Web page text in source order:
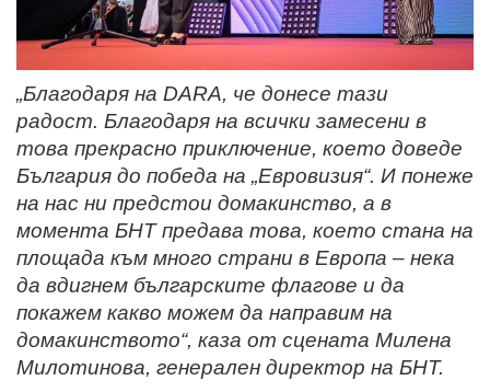
„Благодаря на DARA, че донесе тази
радост. Благодаря на всички замесени в
това прекрасно приключение, което доведе
България до победа на „Евровизия“. И понеже
на нас ни предстои домакинство, а в
момента БНТ предава това, което стана на
площада към много страни в Европа – нека
да вдигнем българските флагове и да
покажем какво можем да направим на
домакинството“, каза от сцената Милена
Милотинова, генерален директор на БНТ.